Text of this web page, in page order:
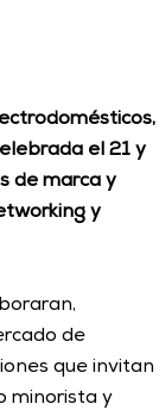
el 21 y
de marca y
y
de
que invitan
minorista y